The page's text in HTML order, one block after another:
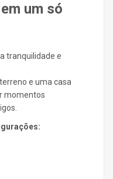
um só
tranquilidade e
e uma casa
momentos